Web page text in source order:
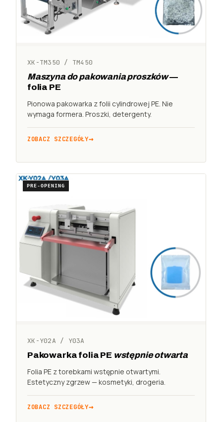
XK-TM350 / TM450
Maszyna do pakowania proszków—
folia PE
Pionowa pakowarka z folii cylindrowej PE. Nie
wymaga formera. Proszki, detergenty.
ZOBACZ SZCZEGÓŁY
PRE-OPENING
XK-Y02A / Y03A
Pakowarka folia PE wstępnie otwarta
Folia PE z torebkami wstępnie otwartymi.
Estetyczny zgrzew — kosmetyki, drogeria.
ZOBACZ SZCZEGÓŁY